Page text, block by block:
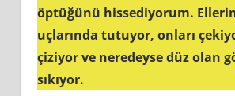
öptüğünü hissediyorum.
uçlarında tutuyor, onları
çiziyor ve neredeyse düz olan
sıkıyor.